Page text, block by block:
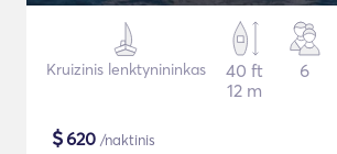
Kruizinis lenktynininkas
40 ft
12 m
6
$620 /naktinis